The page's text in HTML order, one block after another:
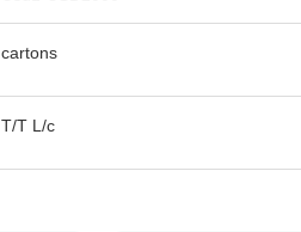
cartons
T/T L/c